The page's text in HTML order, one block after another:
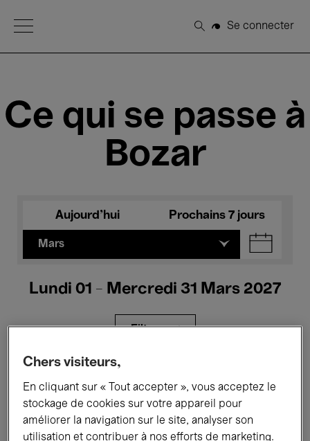
Open Menu
Rechercher
Se connecter
Ce qui se passe à
Bozar
Aujourd'hui Prochains 7 jours
Mars
Lundi 01 - Mercredi 31 Mars 2027
Filtres
Expositions Films Performances
Rencontres & Débats Jazz
Chers visiteurs,
En cliquant sur « Tout accepter », vous acceptez le
stockage de cookies sur votre appareil pour
améliorer la navigation sur le site, analyser son
utilisation et contribuer à nos efforts de marketing.